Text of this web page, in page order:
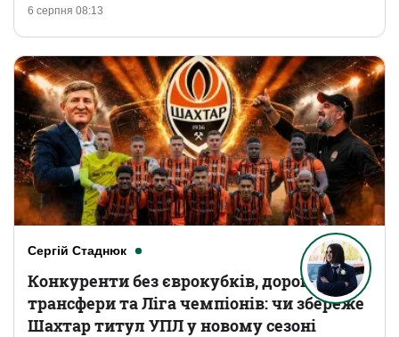
6 серпня 08:13
Сергій Стаднюк
Конкуренти без єврокубків, дорогі
трансфери та Ліга чемпіонів: чи збереже
Шахтар титул УПЛ у новому сезоні